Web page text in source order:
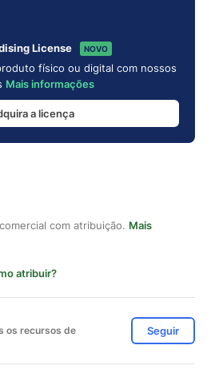
License NOVO
físico ou digital com nossos
Mais informações
a licença
com atribuição. Mais
atribuir?
os recursos de
Seguir